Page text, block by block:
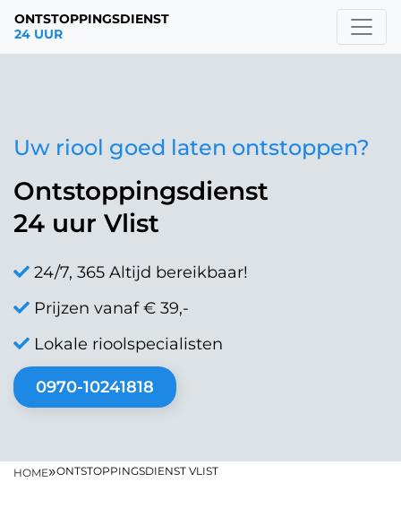
ONTSTOPPINGSDIENST
24 UUR
Uw riool goed laten ontstoppen?
Ontstoppingsdienst
24 uur Vlist
24/7, 365 Altijd bereikbaar!
Prijzen vanaf € 39,-
Lokale rioolspecialisten
0970-10241818
HOME»ONTSTOPPINGSDIENST VLIST